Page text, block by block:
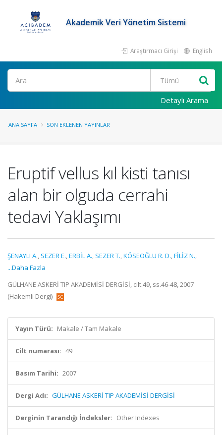
Akademik Veri Yönetim Sistemi
Araştırmacı Girişi English
Ara
Detaylı Arama
ANA SAYFA SON EKLENEN YAYINLAR
Eruptif vellus kıl kisti tanısı
alan bir olguda cerrahi
tedavi Yaklaşımı
ŞENAYLI A., SEZER E.,ERBİL A., SEZER T.,KÖSEOĞLU R. D.,FİLİZ N.,
...Daha Fazla
GÜLHANE ASKERİ TIP AKADEMİSİ DERGİSİ, cilt.49, ss.46-48, 2007
(Hakemli Dergi)
Yayın Türü: Makale / Tam Makale
Cilt numarası: 49
Basım Tarihi: 2007
Dergi Adı: GÜLHANE ASKERİ TIP AKADEMİSİ DERGİSİ
Derginin Tarandığı İndeksler: Other Indexes